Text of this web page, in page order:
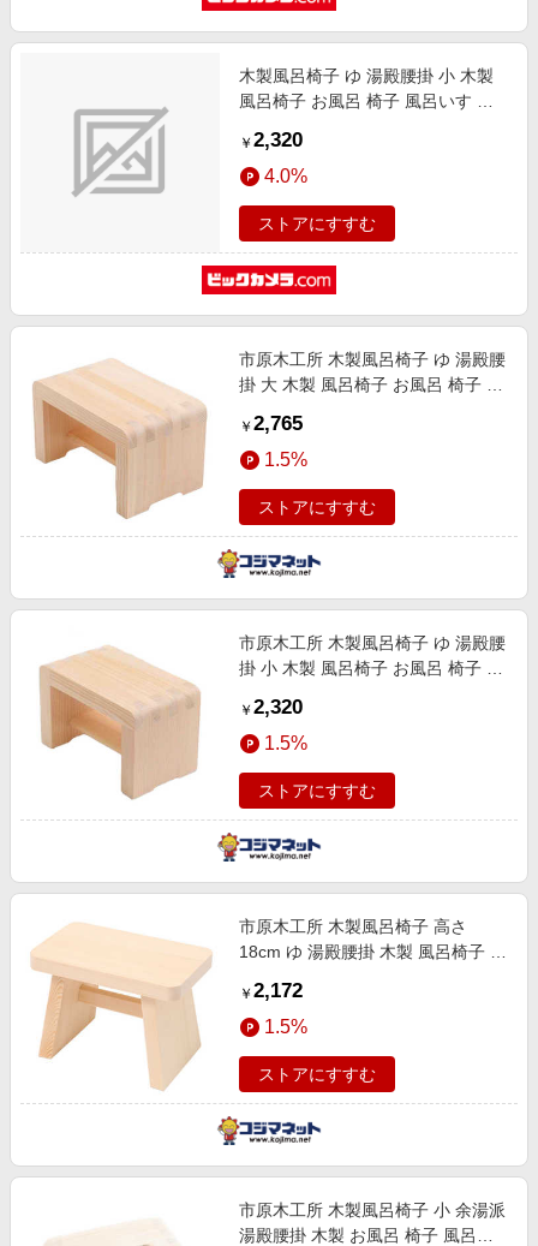
木製風呂椅子 ゆ 湯殿腰掛 小 木製
風呂椅子 お風呂 椅子 風呂いす 風
￥ 2,320
4.0%
ストアにすすむ
市原木工所 木製風呂椅子 ゆ 湯殿腰
掛 大 木製 風呂椅子 お風呂 椅子 風
￥ 2,765
1.5%
ストアにすすむ
市原木工所 木製風呂椅子 ゆ 湯殿腰
掛 小 木製 風呂椅子 お風呂 椅子 風
￥ 2,320
1.5%
ストアにすすむ
市原木工所 木製風呂椅子 高さ
18cm ゆ 湯殿腰掛 木製 風呂椅子 お
￥ 2,172
1.5%
ストアにすすむ
市原木工所 木製風呂椅子 小 余湯派
湯殿腰掛 木製 お風呂 椅子 風呂い